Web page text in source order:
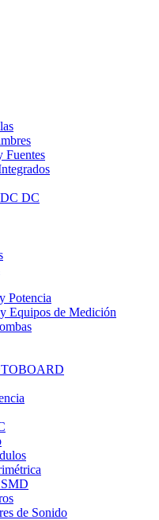
Fuentes
DC
Potencia
Equipos de Medición
SMD
de Sonido